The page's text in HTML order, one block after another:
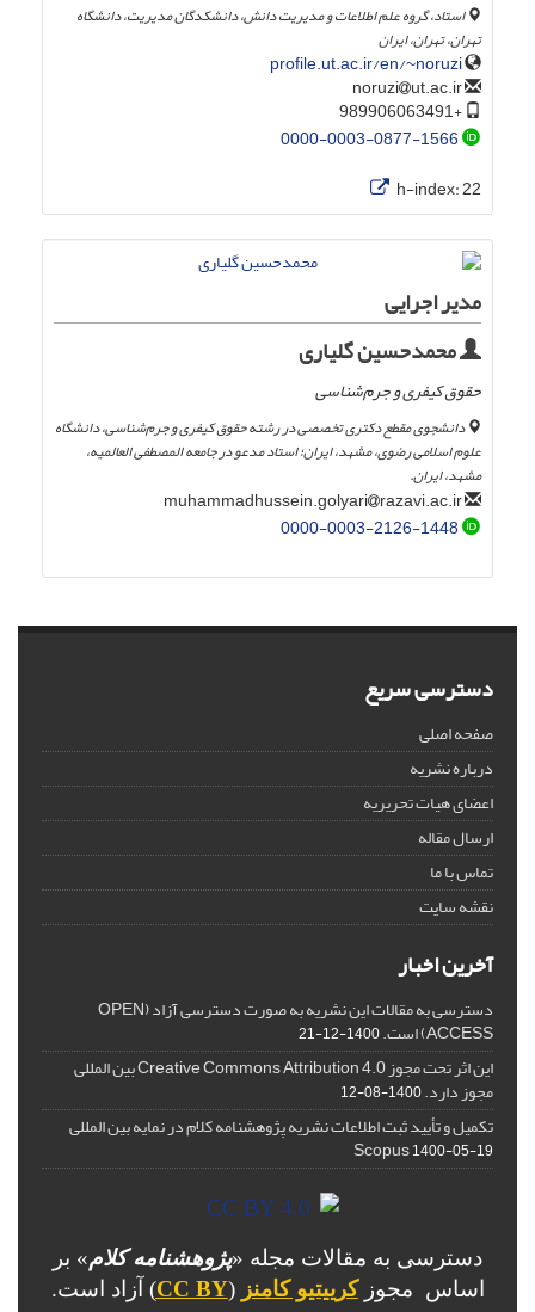
استاد، گروه علم اطلاعات و مدیریت دانش، دانشکدگان مدیریت، دانشگاه
تهران، تهران، ایران
profile.ut.ac.ir/en/~noruzi
ut.ac.ir
+989906063491
0000-0003-0877-1566
h-index:22
مدیر اجرایی
محمدحسین گلیاری
حقوق کیفری و جرم‌شناسی
دانشجوی مقطع دکتری تخصصی در رشته حقوق کیفری و جرم‌شناسی، دانشگاه
علوم اسلامی رضوی، مشهد، ایران؛ استاد مدعو در جامعه المصطفی العالمیه،
مشهد، ایران.
razavi.ac.ir
0000-0003-2126-1448
دسترسی سریع
صفحه اصلی
درباره نشریه
اعضای هیات تحریریه
ارسال مقاله
تماس با ما
نقشه سایت
آخرین اخبار
دسترسی به مقالات این نشریه به صورت دسترسی آزاد (OPEN
ACCESS) است. 1400-12-21
این اثر تحت مجوز Creative Commons Attribution 4.0 بین المللی
مجوز دارد.1400-08-12
تکمیل و تأیید ثبت اطلاعات نشریه پژوهشنامه کلام در نمایه بین المللی
Scopus1400-05-19
دسترسی به مقالات مجله «پژوهشنامه کلام» بر
اساس مجوزکرییتیو کامنز (
CC BY) آزاد است.